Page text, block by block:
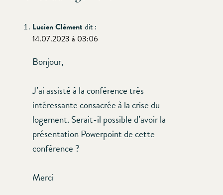
Lucien Clément dit :
14.07.2023 à 03:06
Bonjour,
J’ai assisté à la conférence très
intéressante consacrée à la crise du
logement. Serait-il possible d’avoir la
présentation Powerpoint de cette
conférence ?
Merci